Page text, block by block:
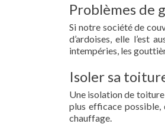
Problèmes de
Si notre société de
d’ardoises, elle l’est
intempéries, les
Isoler sa
Une isolation de
plus efficace possible,
chauffage.